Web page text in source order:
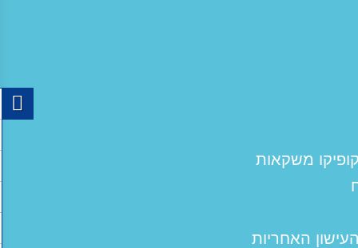
משקאות
האחריות